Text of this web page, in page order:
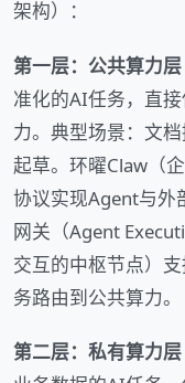
架构）：
第一层：公共算力
准化的AI任务，直
力。典型场景：文
起草。环曜Claw（
协议实现Agent与外
网关（Agent
交互的中枢节点）
务路由到公共算力。
第二层：私有算力